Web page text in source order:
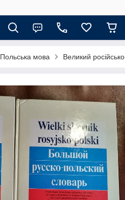
Польська мова Великий